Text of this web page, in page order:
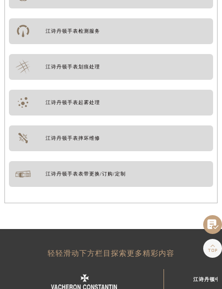
江诗丹顿手表检测服务
江诗丹顿手表划痕处理
江诗丹顿手表起雾处理
江诗丹顿手表摔坏维修
江诗丹顿手表表带更换/订购/定制
轻轻滑动下方栏目探索更多精彩内容
江诗丹顿中

